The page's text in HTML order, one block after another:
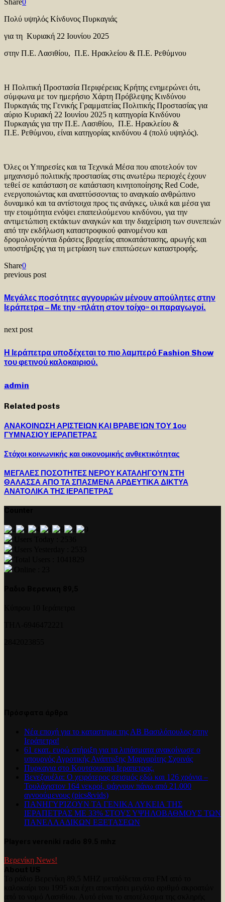
Πολύ υψηλός Κίνδυνος Πυρκαγιάς
για τη Κυριακή 22 Ιουνίου 2025
στην Π.Ε. Λασιθίου, Π.Ε. Ηρακλείου & Π.Ε. Ρεθύμνου
Η Πολιτική Προστασία Περιφέρειας Κρήτης ενημερώνει ότι,
σύμφωνα με τον ημερήσιο Χάρτη Πρόβλεψης Κινδύνου
Πυρκαγιάς της Γενικής Γραμματείας Πολιτικής Προστασίας για
αύριο Κυριακή 22 Ιουνίου 2025 η κατηγορία Κινδύνου
Πυρκαγιάς για την Π.Ε. Λασιθίου, Π.Ε. Ηρακλείου &
Π.Ε. Ρεθύμνου, είναι κατηγορίας κινδύνου 4 (πολύ υψηλός).
Όλες οι Υπηρεσίες και τα Τεχνικά Μέσα που αποτελούν τον
μηχανισμό πολιτικής προστασίας στις ανωτέρω περιοχές έχουν
τεθεί σε κατάσταση σε κατάσταση κινητοποίησης Red Code,
ενεργοποιώντας και αναπτύσσοντας το αναγκαίο ανθρώπινο
δυναμικό και τα αντίστοιχα προς τις ανάγκες, υλικά και μέσα για
την ετοιμότητα ενόψει επαπειλούμενου κινδύνου, για την
αντιμετώπιση εκτάκτων αναγκών και την διαχείριση των συνεπειών
από την εκδήλωση καταστροφικού φαινομένου και
δρομολογούνται δράσεις βραχείας αποκατάστασης, αρωγής και
υποστήριξης για τη μετρίαση των επιπτώσεων καταστροφής.
Share0
previous post
Μεγάλες ποσότητες αγγουριών μένουν απούλητες στην
Ιεράπετρα – Με την «πλάτη στον τοίχο» οι παραγωγοί.
next post
Η Ιεράπετρα υποδέχεται το πιο λαμπερό Fashion Show
του φετινού καλοκαιριού.
admin
Related posts
ΑΝΑΚΟΙΝΩΣΗ ΑΡΙΣΤΕΙΩΝ ΚΑΙ ΒΡΑΒΕΊΩΝ ΤΟΥ 1ου
ΓΥΜΝΑΣΙΟΥ ΙΕΡΑΠΕΤΡΑΣ
Στόχοι κοινωνικής και οικονομικής ανθεκτικότητας
ΜΕΓΑΛΕΣ ΠΟΣΟΤΗΤΕΣ ΝΕΡΟΥ ΚΑΤΑΛΗΓΟΥΝ ΣΤΗ
ΘΑΛΑΣΣΑ ΑΠΟ ΤΑ ΣΠΑΣΜΕΝΑ ΑΡΔΕΥΤΙΚΑ ΔΙΚΤΥΑ
ΑΝΑΤΟΛΙΚΑ ΤΗΣ ΙΕΡΑΠΕΤΡΑΣ
Νέα εποχή για το καταστημα της ΑΒ Βασιλόπουλος στην
Ιεράπετρα!
61 εκατ. ευρώ στήριξη για τα λιπάσματα ανακοίνωσε ο
υπουργός Αγροτικής Ανάπτυξης Μαργαρίτης Σχοινάς
Πυρκαγια στο Κουτσουναρι Ιεραπετρας.
Βενεζουέλα: Ο χειρότερος σεισμός εδώ και 126 χρόνια –
Τουλάχιστον 164 νεκροί, ψάχνουν πάνω από 21.000
αγνοούμενους (pics&vids)
ΠΑΝΗΓΥΡΊΖΟΥΝ ΤΑ ΓΕΝΙΚΑ ΛΥΚΕΙΑ ΤΗΣ
ΙΕΡΑΠΕΤΡΑΣ ΜΕ 33% ΣΤΟΥΣ ΥΨΗΛΟΒΑΘΜΟΥΣ ΤΩΝ
ΠΑΝΕΛΛΑΔΙΚΩΝ ΕΞΕΤΑΣΕΩΝ
Βερενίκη News!